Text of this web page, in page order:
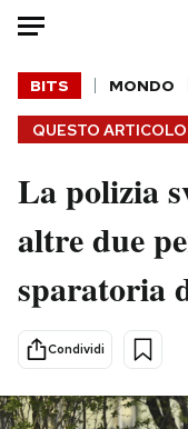
HOME
Italia
Politica
Tecnologia
Scienza
Economia
QUESTO ARTICOLO
BITS MONDO
La polizia
altre due
sparatoria
Condividi